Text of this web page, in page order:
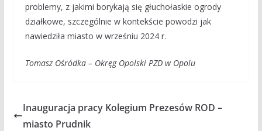
problemy, z jakimi borykają się głuchołaskie ogrody
działkowe, szczególnie w kontekście powodzi jak
nawiedziła miasto w wrześniu 2024 r.
Tomasz Ośródka – Okręg Opolski PZD w Opolu
Inauguracja pracy Kolegium Prezesów ROD –
miasto Prudnik